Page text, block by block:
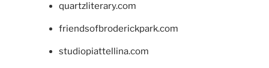
quartzliterary.com
friendsofbroderickpark.com
studiopiattellina.com